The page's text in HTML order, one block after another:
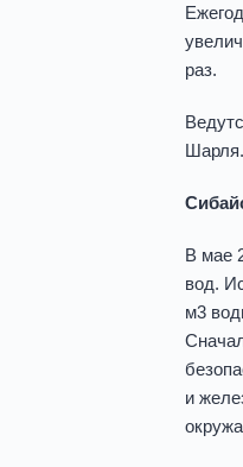
раз.
Шарля.
В мае
вод.
м3
и